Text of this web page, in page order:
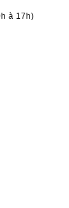
à 17h)